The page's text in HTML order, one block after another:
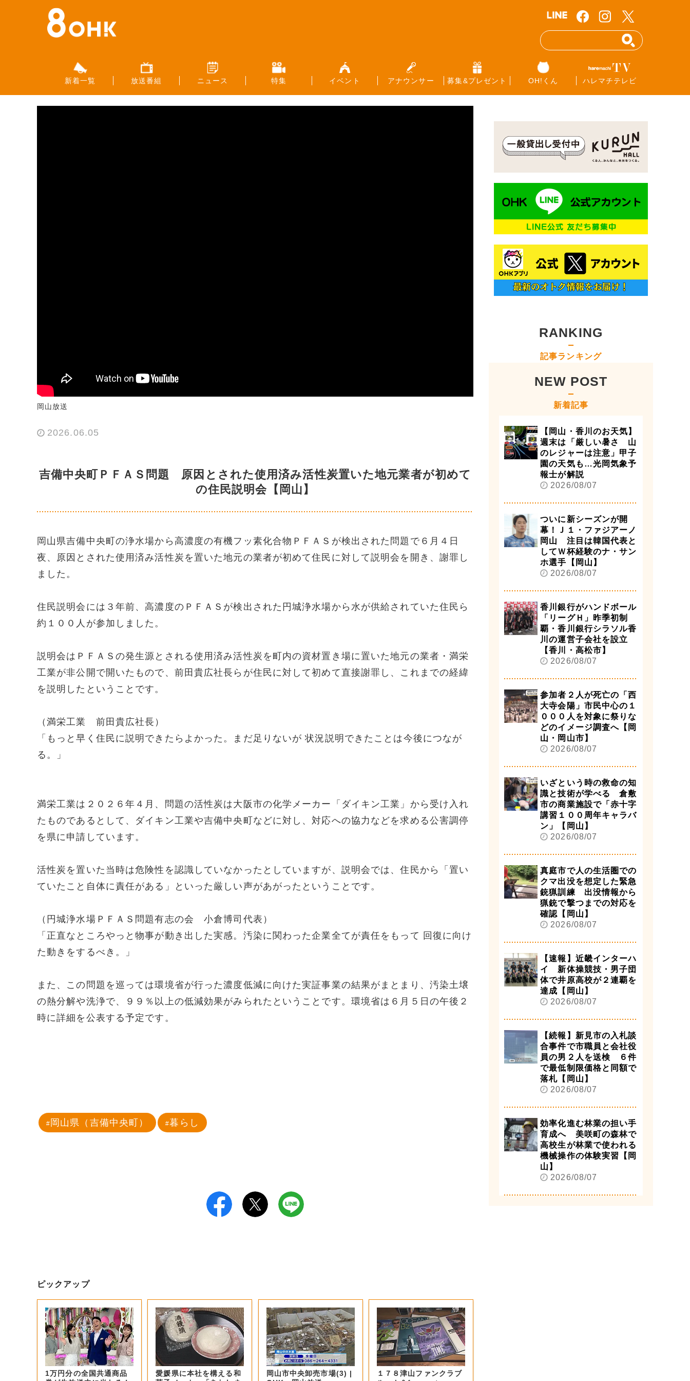
新着一覧 放送番組 ニュース 特集 イベント アナウンサー 募集&プレゼント OH!くん ハレマチテレビ
岡山放送
2026.06.05
吉備中央町ＰＦＡＳ問題 原因とされた使用済み活性炭置いた地元業者が初めて
の住民説明会【岡山】
岡山県吉備中央町の浄水場から高濃度の有機フッ素化合物ＰＦＡＳが検出された問題で６月４日
夜、原因とされた使用済み活性炭を置いた地元の業者が初めて住民に対して説明会を開き、謝罪し
ました。
住民説明会には３年前、高濃度のＰＦＡＳが検出された円城浄水場から水が供給されていた住民ら
約１００人が参加しました。
説明会はＰＦＡＳの発生源とされる使用済み活性炭を町内の資材置き場に置いた地元の業者・満栄
工業が非公開で開いたもので、前田貴広社長らが住民に対して初めて直接謝罪し、これまでの経緯
を説明したということです。
（満栄工業 前田貴広社長）
「もっと早く住民に説明できたらよかった。まだ足りないが 状況説明できたことは今後につなが
る。」
満栄工業は２０２６年４月、問題の活性炭は大阪市の化学メーカー「ダイキン工業」から受け入れ
たものであるとして、ダイキン工業や吉備中央町などに対し、対応への協力などを求める公害調停
を県に申請しています。
活性炭を置いた当時は危険性を認識していなかったとしていますが、説明会では、住民から「置い
ていたこと自体に責任がある」といった厳しい声があがったということです。
（円城浄水場ＰＦＡＳ問題有志の会 小倉博司代表）
「正直なところやっと物事が動き出した実感。汚染に関わった企業全てが責任をもって 回復に向け
た動きをするべき。」
また、この問題を巡っては環境省が行った濃度低減に向けた実証事業の結果がまとまり、汚染土壌
の熱分解や洗浄で、９９％以上の低減効果がみられたということです。環境省は６月５日の午後２
時に詳細を公表する予定です。
岡山県（吉備中央町） 暮らし
ピックアップ
1万円分の全国共通商品
愛媛県に本社を構える和
岡山市中央卸売市場(3) |
１７８津山ファンクラブ
RANKING
記事ランキング
NEW POST
新着記事
【岡山・香川のお天気】
週末は「厳しい暑さ 山
のレジャーは注意」甲子
園の天気も…光岡気象予
報士が解説
2026/08/07
ついに新シーズンが開
幕！Ｊ１・ファジアーノ
岡山 注目は韓国代表と
してＷ杯経験のナ・サン
ホ選手【岡山】
2026/08/07
香川銀行がハンドボール
「リーグＨ」昨季初制
覇・香川銀行シラソル香
川の運営子会社を設立
【香川・高松市】
2026/08/07
参加者２人が死亡の「西
大寺会陽」市民中心の１
０００人を対象に祭りな
どのイメージ調査へ【岡
山・岡山市】
2026/08/07
いざという時の救命の知
識と技術が学べる 倉敷
市の商業施設で「赤十字
講習１００周年キャラバ
ン」【岡山】
2026/08/07
真庭市で人の生活圏での
クマ出没を想定した緊急
銃猟訓練 出没情報から
猟銃で撃つまでの対応を
確認【岡山】
2026/08/07
【速報】近畿インターハ
イ 新体操競技・男子団
体で井原高校が２連覇を
達成【岡山】
2026/08/07
【続報】新見市の入札談
合事件で市職員と会社役
員の男２人を送検 ６件
で最低制限価格と同額で
落札【岡山】
2026/08/07
効率化進む林業の担い手
育成へ 美咲町の森林で
高校生が林業で使われる
機械操作の体験実習【岡
山】
2026/08/07